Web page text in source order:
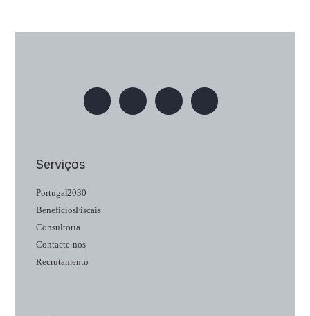
Serviços
Portugal 2030
Benefícios Fiscais
Consultoria
Contacte-nos
Recrutamento